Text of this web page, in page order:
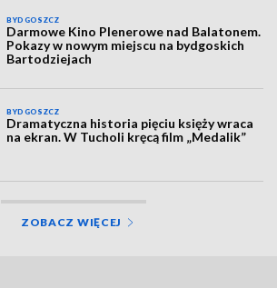
BYDGOSZCZ
Darmowe Kino Plenerowe nad Balatonem.
Pokazy w nowym miejscu na bydgoskich
Bartodziejach
BYDGOSZCZ
Dramatyczna historia pięciu księży wraca
na ekran. W Tucholi kręcą film „Medalik”
ZOBACZ WIĘCEJ